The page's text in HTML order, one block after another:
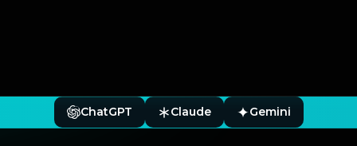
ChatGPT Claude Gemini